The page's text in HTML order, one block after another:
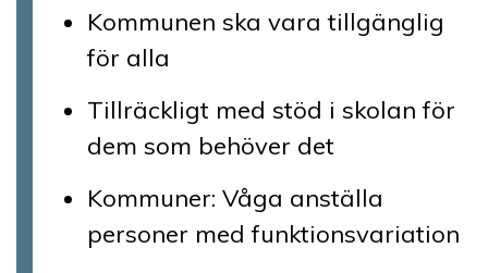
Kommunen ska vara tillgänglig
för alla
Tillräckligt med stöd i skolan för
dem som behöver det
Kommuner: Våga anställa
personer med funktionsvariation